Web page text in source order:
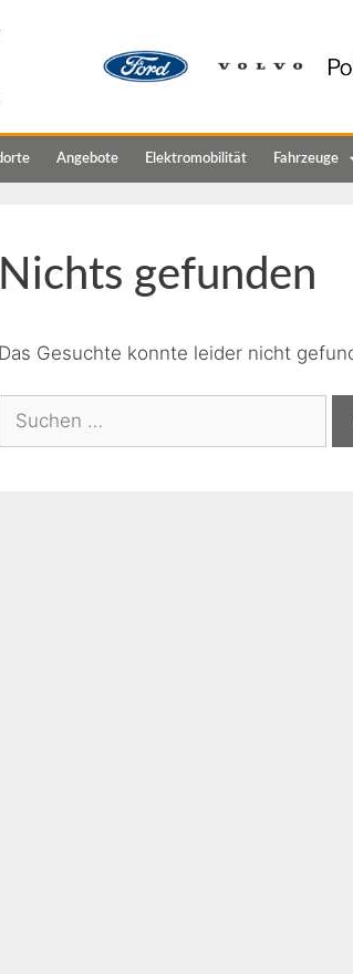
Angebote Elektromobilität Fahrzeuge
Nichts gefunden
Das Gesuchte konnte leider nicht